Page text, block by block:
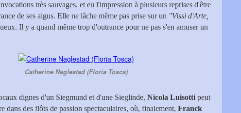
très sauvages, et eu l'impression à plusieurs reprises d'être
de ses aigus. Elle ne lâche même pas prise sur un "Vissi d'Arte,
Il y a quand même trop d'outrance pour ne pas s'en amuser un
Catherine Naglestad (Floria Tosca)
dignes d'un Siegmund et d'une Sieglinde, Nicola Luisotti peut
dans des flôts de passion spectaculaires, où, finalement, Franck